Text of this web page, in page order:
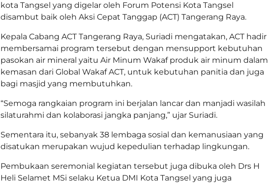
kota Tangsel yang digelar oleh Forum Potensi Kota Tangsel
disambut baik oleh Aksi Cepat Tanggap (ACT) Tangerang Raya.
Kepala Cabang ACT Tangerang Raya, Suriadi mengatakan, ACT hadir
membersamai program tersebut dengan mensupport kebutuhan
pasokan air mineral yaitu Air Minum Wakaf produk air minum dalam
kemasan dari Global Wakaf ACT, untuk kebutuhan panitia dan juga
bagi masjid yang membutuhkan.
“Semoga rangkaian program ini berjalan lancar dan manjadi wasilah
silaturahmi dan kolaborasi jangka panjang,” ujar Suriadi.
Sementara itu, sebanyak 38 lembaga sosial dan kemanusiaan yang
disatukan merupakan wujud kepedulian terhadap lingkungan.
Pembukaan seremonial kegiatan tersebut juga dibuka oleh Drs H
Heli Selamet MSi selaku Ketua DMI Kota Tangsel yang juga